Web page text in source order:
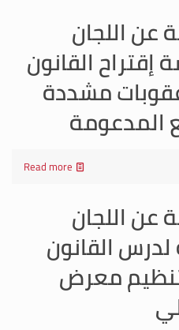
عن اللجان
القانون
مشددة
المدعومة
Read more
عن اللجان
لدرس القانون
معرض